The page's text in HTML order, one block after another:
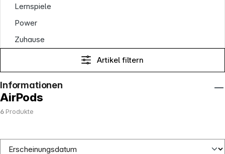
Lernspiele
Power
Zuhause
Artikel filtern
AirPods
6 Produkte
Informationen